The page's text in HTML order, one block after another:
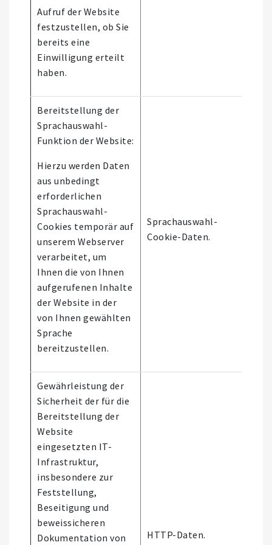
Aufruf der Website
festzustellen, ob Sie
bereits eine
Einwilligung erteilt
haben.
Bereitstellung der
Sprachauswahl-
Funktion der Website:
Hierzu werden Daten
aus unbedingt
erforderlichen
Sprachauswahl-
Cookies temporär auf
unserem Webserver
verarbeitet, um
Ihnen die von Ihnen
aufgerufenen Inhalte
der Website in der
von Ihnen gewählten
Sprache
bereitzustellen.
Sprachauswahl-
Cookie-Daten.
Gewährleistung der
Sicherheit der für die
Bereitstellung der
Website
eingesetzten IT-
Infrastruktur,
insbesondere zur
Feststellung,
Beseitigung und
beweissicheren
Dokumentation von
HTTP-Daten.